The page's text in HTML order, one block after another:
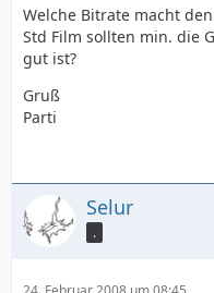
Welche Bitrate macht
Std Film sollten min. die
gut ist?
Gruß
Parti
Selur
.